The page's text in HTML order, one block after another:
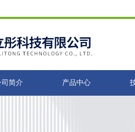
司简介 产品中心